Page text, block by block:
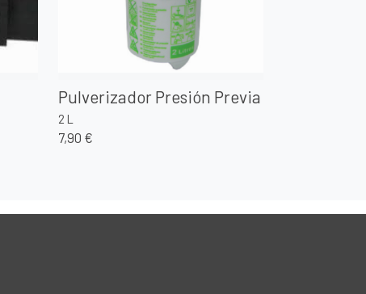
Pulverizador Presión Previa
2 L
7,90 €